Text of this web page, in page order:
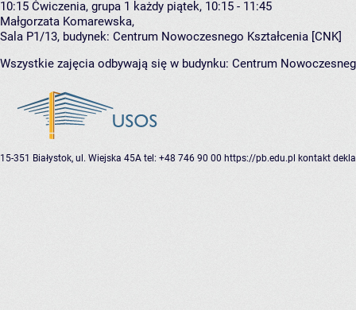
10:15 Ćwiczenia, grupa 1 każdy piątek, 10:15 - 11:45
Małgorzata Komarewska,
Sala P1/13, budynek: Centrum Nowoczesnego Kształcenia [CNK]
Wszystkie zajęcia odbywają się w budynku: Centrum
15-351 Białystok, ul. Wiejska 45A tel: +48 746 90 00 https://pb.edu.pl kontakt